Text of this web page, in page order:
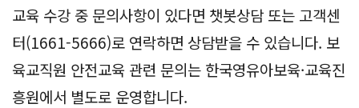
교육 수강 중 문의사항이 있다면 챗봇상담 또는 고객센
터(1661-5666)로 연락하면 상담받을 수 있습니다. 보
육교직원 안전교육 관련 문의는 한국영유아보육·교육진
흥원에서 별도로 운영합니다.